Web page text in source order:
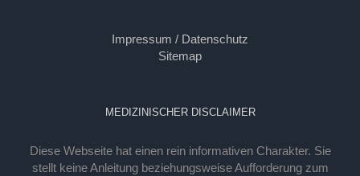
Impressum / Datenschutz
Sitemap
MEDIZINISCHER DISCLAIMER
Diese Webseite hat einen rein informativen Charakter. Sie
stellt keine Anleitung beziehungsweise Aufforderung zum